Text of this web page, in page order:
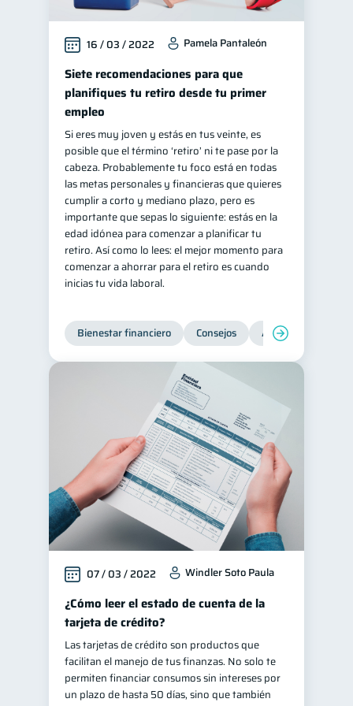
16 / 03 / 2022 Pamela Pantaleón
Siete recomendaciones para que
planifiques tu retiro desde tu primer
empleo
Si eres muy joven y estás en tus veinte, es
posible que el término ‘retiro’ ni te pase por la
cabeza. Probablemente tu foco está en todas
las metas personales y financieras que quieres
cumplir a corto y mediano plazo, pero es
importante que sepas lo siguiente: estás en la
edad idónea para comenzar a planificar tu
retiro. Así como lo lees: el mejor momento para
comenzar a ahorrar para el retiro es cuando
inicias tu vida laboral.
Bienestar financiero Consejos Ahorro
07 / 03 / 2022 Windler Soto Paula
¿Cómo leer el estado de cuenta de la
tarjeta de crédito?
Las tarjetas de crédito son productos que
facilitan el manejo de tus finanzas. No solo te
permiten financiar consumos sin intereses por
un plazo de hasta 50 días, sino que también